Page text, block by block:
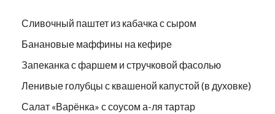
Сливочный паштет из кабачка с сыром
Банановые маффины на кефире
Запеканка с фаршем и стручковой фасолью
Ленивые голубцы с квашеной капустой (в духовке)
Салат «Варёнка» с соусом а-ля тартар